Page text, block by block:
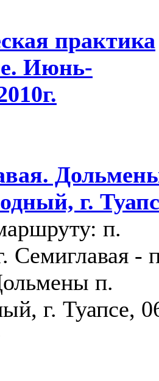
практика
Июнь-
г.
п.
Семиглавая -
п.
г. Туапсе,